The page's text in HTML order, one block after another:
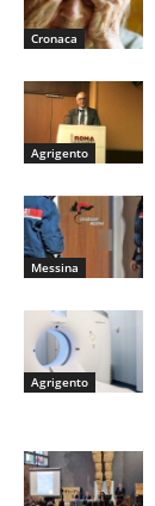
Cronaca
Agrigento
Messina
Agrigento